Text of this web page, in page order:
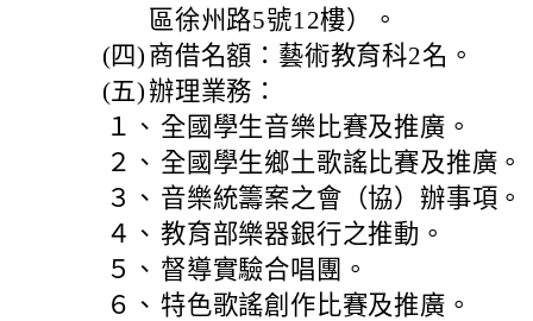
區徐州路5號12樓）。
(四) 商借名額：藝術教育科2名。
(五)辦理業務：
１、 全國學生音樂比賽及推廣。
２、 全國學生鄉土歌謠比賽及推廣。
３、 音樂統籌案之會（協）辦事項。
４、 教育部樂器銀行之推動。
５、 督導實驗合唱團。
６、 特色歌謠創作比賽及推廣。